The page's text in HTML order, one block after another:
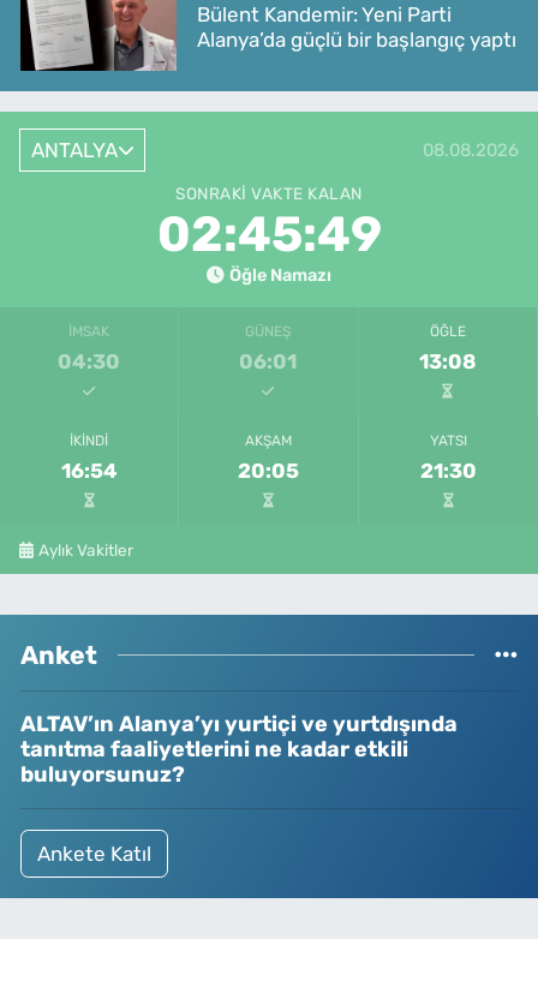
Bülent Kandemir: Yeni Parti
Alanya’da güçlü bir başlangıç yaptı
ANTALYA 08.08.2026
SONRAKI VAKTE KALAN
02:45:49
Öğle Namazı
İMSAK
04:30
GÜNEŞ
06:01
ÖĞLE
13:08
İKINDI
16:54
AKŞAM
20:05
YATSI
21:30
Aylık Vakitler
Anket
ALTAV’ın Alanya’yı yurtiçi ve yurtdışında
tanıtma faaliyetlerini ne kadar etkili
buluyorsunuz?
Ankete Katıl